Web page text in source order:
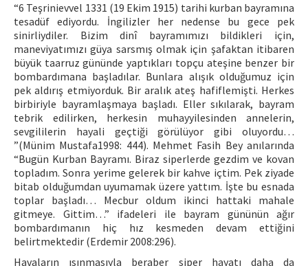
“6 Teşrinievvel 1331 (19 Ekim 1915) tarihi kurban bayramına
tesadüf ediyordu. İngilizler her nedense bu gece pek
sinirliydiler. Bizim dinî bayramımızı bildikleri için,
maneviyatımızı güya sarsmış olmak için şafaktan itibaren
büyük taarruz gününde yaptıkları topçu ateşine benzer bir
bombardımana başladılar. Bunlara alışık olduğumuz için
pek aldırış etmiyorduk. Bir aralık ateş hafiflemişti. Herkes
birbiriyle bayramlaşmaya başladı. Eller sıkılarak, bayram
tebrik edilirken, herkesin muhayyilesinden annelerin,
sevgililerin hayali geçtiği görülüyor gibi oluyordu…
”(Münim Mustafa1998: 444). Mehmet Fasih Bey anılarında
“Bugün Kurban Bayramı. Biraz siperlerde gezdim ve kovan
topladım. Sonra yerime gelerek bir kahve içtim. Pek ziyade
bitab olduğumdan uyumamak üzere yattım. İşte bu esnada
toplar başladı… Mecbur oldum ikinci hattaki mahale
gitmeye. Gittim…” ifadeleri ile bayram gününün ağır
bombardımanın hiç hız kesmeden devam ettiğini
belirtmektedir (Erdemir 2008:296).
Havaların ısınmasıyla beraber siper hayatı daha da